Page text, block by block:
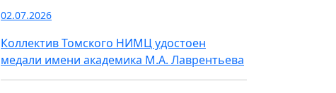
02.07.2026
Коллектив Томского НИМЦ удостоен
медали имени академика М.А. Лаврентьева